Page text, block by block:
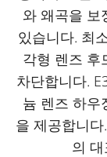
와 왜곡을 보
있습니다. 최
각형 렌즈 후
차단합니다.
늄 렌즈 하우
을 제공합니
의